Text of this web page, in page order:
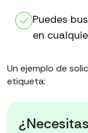
Puedes
en
Un ejemplo de
etiqueta: